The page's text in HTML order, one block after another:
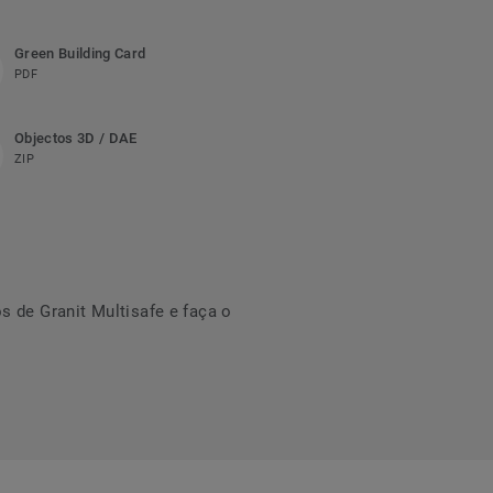
Green Building Card
PDF
Objectos 3D / DAE
ZIP
de Granit Multisafe e faça o